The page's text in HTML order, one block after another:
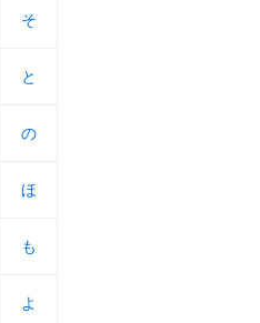
そ
そ
と
と
の
の
ほ
ほ
も
も
よ
よ